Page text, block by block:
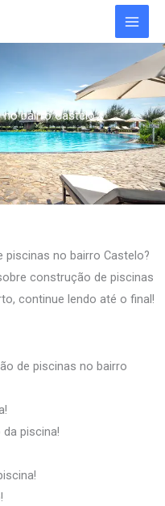
bairro Castelo
no bairro Castelo?
construção de piscinas
continue lendo até o final!
de piscinas no bairro
piscina!